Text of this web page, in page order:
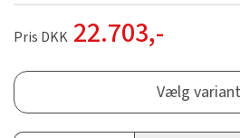
Pris DKK 22.703,-
Vælg variant